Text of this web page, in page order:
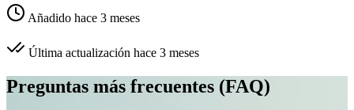
Añadido hace 3 meses
Última actualización hace 3 meses
Preguntas más frecuentes (FAQ)